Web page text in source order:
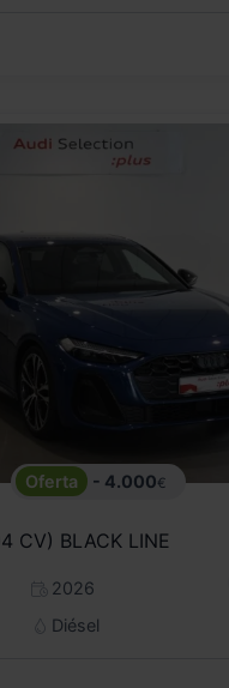
- 4.000€
CV) BLACK LINE
2026
Diésel